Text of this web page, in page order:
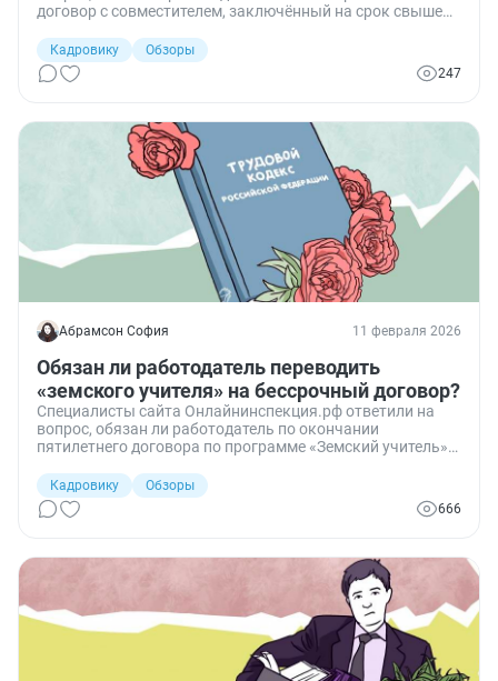
договор с совместителем, заключённый на срок свыше
работника по статье 288 ТК РФ при приёме основного
сотрудника.
Кадровику
Обзоры
247
Абрамсон София 11 февраля 2026
Обязан ли работодатель переводить
«земского учителя» на бессрочный договор?
Специалисты сайта Онлайнинспекция.рф ответили на
вопрос, обязан ли работодатель по окончании
пятилетнего договора по программе «Земский учитель»
Кадровику
Обзоры
666